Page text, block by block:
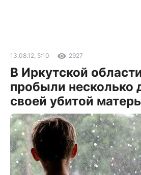
13.08.12, 5:10 2927
В Иркутской
пробыли несколько
своей убитой